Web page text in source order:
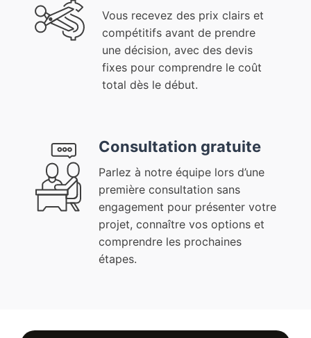
Vous recevez des prix clairs et
compétitifs avant de prendre
une décision, avec des devis
fixes pour comprendre le coût
total dès le début.
Consultation gratuite
Parlez à notre équipe lors d’une
première consultation sans
engagement pour présenter votre
projet, connaître vos options et
comprendre les prochaines
étapes.